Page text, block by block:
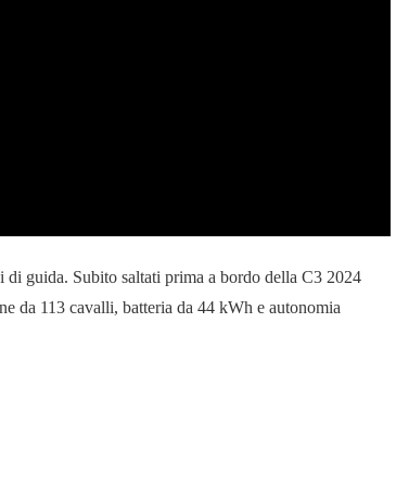
guida. Subito saltati prima a bordo della C3 2024
da 113 cavalli, batteria da 44 kWh e autonomia